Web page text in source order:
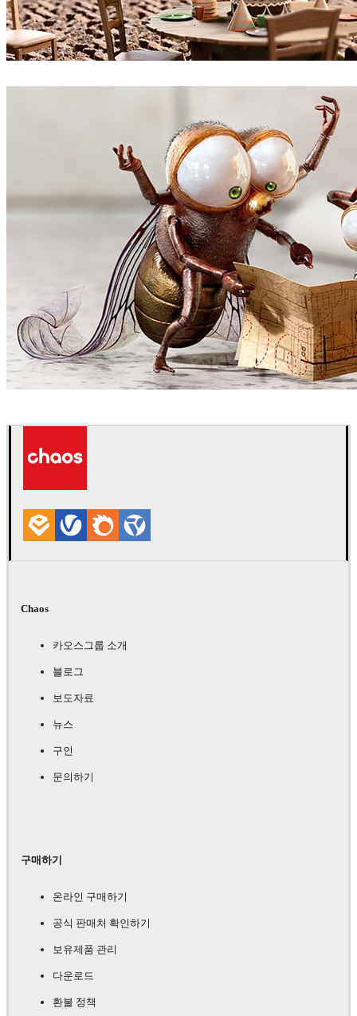
Chaos
카오스그룹 소개
블로그
보도자료
뉴스
구인
문의하기
구매하기
온라인 구매하기
공식 판매처 확인하기
보유제품 관리
다운로드
환불 정책